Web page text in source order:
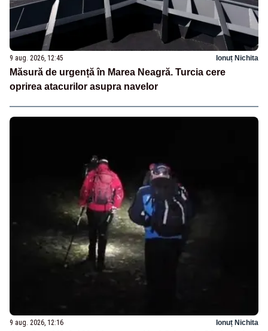
9 aug. 2026, 12:45 Ionuț Nichita
Măsură de urgență în Marea Neagră. Turcia cere
oprirea atacurilor asupra navelor
9 aug. 2026, 12:16 Ionuț Nichita